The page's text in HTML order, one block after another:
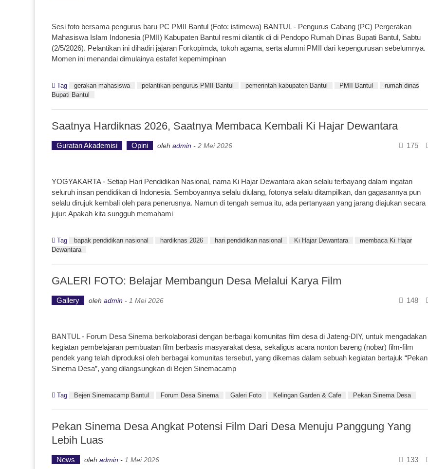
Sesi foto bersama pengurus baru PC PMII Bantul (Foto: istimewa) BANTUL - Pengurus Cabang (PC) Pergerakan
Mahasiswa Islam Indonesia (PMII) Kabupaten Bantul resmi dilantik di di Pendopo Rumah Dinas Bupati Bantul, Sabtu
(2/5/2026). Pelantikan ini dihadiri jajaran Forkopimda, tokoh agama, serta alumni PMII dari kepengurusan sebelumnya.
Momen ini menandai dimulainya estafet kepemimpinan
Tag gerakan mahasiswa pelantikan pengurus PMII Bantul pemerintah kabupaten Bantul PMII Bantul
rumah dinas
Bupati Bantul
Saatnya Hardiknas 2026, Saatnya Membaca Kembali Ki Hajar Dewantara
Guratan Akademisi Opini oleh admin - 2 Mei 2026 175
YOGYAKARTA - Setiap Hari Pendidikan Nasional, nama Ki Hajar Dewantara akan selalu terbayang dalam ingatan
seluruh insan pendidikan di Indonesia. Semboyannya selalu diulang, fotonya selalu ditampilkan, dan gagasannya pun
selalu dirujuk kembali oleh para penerusnya. Namun di tengah semua itu, ada pertanyaan yang jarang diajukan secara
jujur: Apakah kita sungguh memahami
Tag bapak pendidikan nasional hardiknas 2026 hari pendidikan nasional Ki Hajar Dewantara
membaca Ki Hajar
Dewantara
GALERI FOTO: Belajar Membangun Desa Melalui Karya Film
Gallery oleh admin - 1 Mei 2026 148
BANTUL - Forum Desa Sinema berkolaborasi dengan berbagai komunitas film desa di Jateng-DIY, untuk mengadakan
kegiatan pembelajaran pembuatan film berbasis masyarakat desa, sekaligus acara nonton bareng (nobar) film-film
pendek yang telah diproduksi oleh berbagai komunitas tersebut, yang dikemas dalam sebuah kegiatan bertajuk “Pekan
Sinema Desa”, yang dilangsungkan di Bejen Sinemacamp
Tag Bejen Sinemacamp Bantul Forum Desa Sinema Galeri Foto Kelingan Garden & Cafe Pekan Sinema Desa
Pekan Sinema Desa Angkat Potensi Film Dari Desa Menuju Panggung Yang
Lebih Luas
News oleh admin - 1 Mei 2026 133